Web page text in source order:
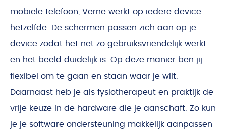
mobiele telefoon, Verne werkt op iedere device
hetzelfde. De schermen passen zich aan op je
device zodat het net zo gebruiksvriendelijk werkt
en het beeld duidelijk is. Op deze manier ben jij
flexibel om te gaan en staan waar je wilt.
Daarnaast heb je als fysiotherapeut en praktijk de
vrije keuze in de hardware die je aanschaft. Zo kun
je je software ondersteuning makkelijk aanpassen